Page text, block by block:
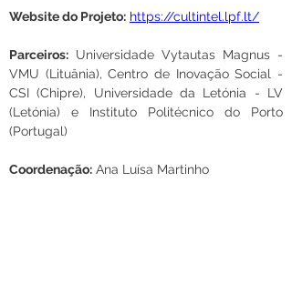
Website do Projeto: https://cultintel.lpf.lt/
Parceiros: Universidade Vytautas Magnus -
VMU (Lituânia), Centro de Inovação Social -
CSI (Chipre), Universidade da Letónia - LV
(Letónia) e Instituto Politécnico do Porto
(Portugal)
Coordenação: Ana Luísa Martinho